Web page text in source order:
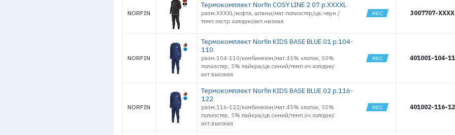
16523
16527
17984
17985
NORFIN
Термокомплект Norfin COSY LINE 2 07 р.XXXXL
разм.XXXXL/кофта, штаны/мат.полиэстер/цв.черн./
темп.экстр.холодно/акт.низкая.
3007707-
NORFIN
Термокомплект Norfin KIDS BASE BLUE 01 р.104-
110
разм.104-110/комбинезон/мат.45% хлопок, 50%
полиэстер, 5% лайкра/цв.синий/темп.оч.холодно/
акт.высокая
401001-104-
NORFIN
Термокомплект Norfin KIDS BASE BLUE 02 р.116-
122
разм.116-122/комбинезон/мат.45% хлопок, 50%
полиэстер, 5% лайкра/цв.синий/темп.оч.холодно/
акт.высокая
401002-116-